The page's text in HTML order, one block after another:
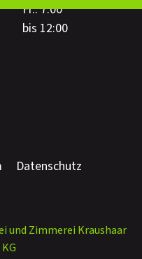
Fr.: 7:00
bis 12:00
Datenschutz
und Zimmerei Kraushaar